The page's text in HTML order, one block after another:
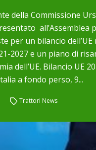
della Commissione
all’Assemblea
per un bilancio
2027 e un piano di
dell’UE. Bilancio UE
a fondo perso, 9...
Trattori News